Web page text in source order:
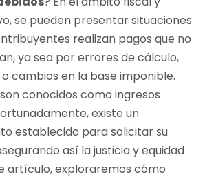
se pueden presentar situaciones
realizan pagos que no
ya sea por errores de cálculo,
cambios en la base imponible.
conocidos como ingresos
existe un
establecido para solicitar su
así la justicia y equidad
artículo, exploraremos cómo